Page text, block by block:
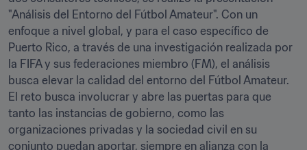
"Análisis del Entorno del Fútbol Amateur". Con un
enfoque a nivel global, y para el caso específico de
Puerto Rico, a través de una investigación realizada por
la FIFA y sus federaciones miembro (FM), el análisis
busca elevar la calidad del entorno del Fútbol Amateur.
El reto busca involucrar y abre las puertas para que
tanto las instancias de gobierno, como las
organizaciones privadas y la sociedad civil en su
conjunto puedan aportar, siempre en alianza con la